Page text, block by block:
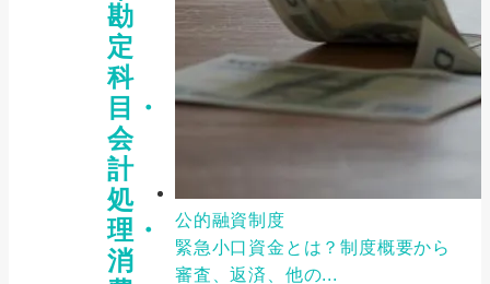
勘
定
科
目・
会
計
処
理・
消
公的融資制度
緊急小口資金とは？制度概要から
審査、返済、他の...